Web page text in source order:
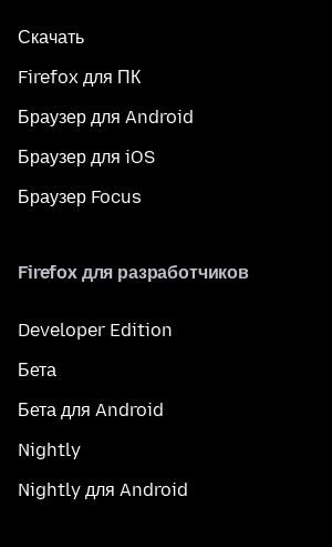
Скачать
Firefox для ПК
Браузер для Android
Браузер для iOS
Браузер Focus
Firefox для разработчиков
Developer Edition
Бета
Бета для Android
Nightly
Nightly для Android